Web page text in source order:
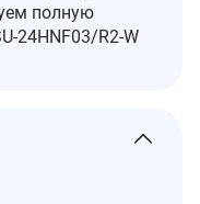
полную
24HNF03/R2-W